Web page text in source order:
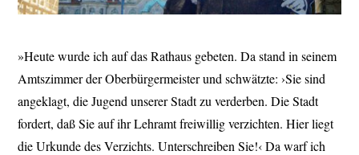
»Heute wurde ich auf das Rathaus gebeten. Da stand in seinem
Amtszimmer der Oberbürgermeister und schwätzte: ›Sie sind
angeklagt, die Jugend unserer Stadt zu verderben. Die Stadt
fordert, daß Sie auf ihr Lehramt freiwillig verzichten. Hier liegt
die Urkunde des Verzichts. Unterschreiben Sie!‹ Da warf ich